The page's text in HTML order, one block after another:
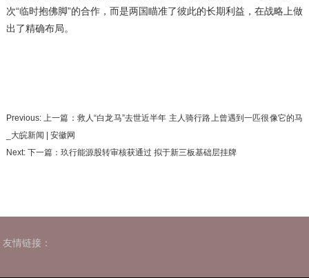
次“临时抱佛脚”的合作，而是两国瞄准了彼此的长期利益，在战略上做
出了精确布局。
Previous: 上一篇： 救人“白龙马”去世近半年 主人骑行路上曾遇到一匹很像它的马
_大皖新闻 | 安徽网
Next: 下一篇： 玖行能源股转审核获通过 拟于新三板基础层挂牌
友情链接：